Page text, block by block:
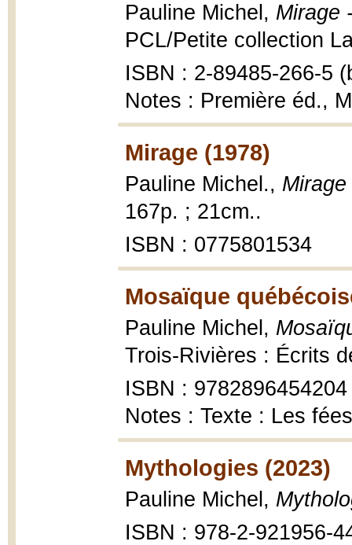
Pauline Michel, Mirage
PCL/Petite collection
ISBN : 2-89485-266-5
Notes : Première éd.,
Mirage (1978)
Pauline Michel.,
167p. ; 21cm..
ISBN : 0775801534
Mosaïque
Pauline Michel,
Trois-Rivières : Écrits
ISBN : 9782896454204
Notes : Texte : Les
Mythologies (2023)
Pauline Michel,
ISBN : 978-2-921956-